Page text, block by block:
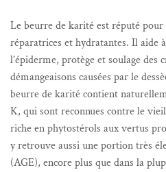
Le beurre de karité est réputé pour
réparatrices et hydratantes. Il aide
l’épiderme, protège et soulage des
démangeaisons causées par le
beurre de karité contient
K, qui sont reconnues contre le
riche en phytostérols aux vertus
y retrouve aussi une portion très
(AGE), encore plus que dans la